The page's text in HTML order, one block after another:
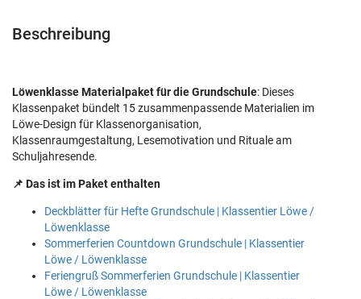
Beschreibung
Löwenklasse Materialpaket für die Grundschule: Dieses
Klassenpaket bündelt 15 zusammenpassende Materialien im
Löwe-Design für Klassenorganisation,
Klassenraumgestaltung, Lesemotivation und Rituale am
Schuljahresende.
📌 Das ist im Paket enthalten
Deckblätter für Hefte Grundschule | Klassentier Löwe /
Löwenklasse
Sommerferien Countdown Grundschule | Klassentier
Löwe / Löwenklasse
Feriengruß Sommerferien Grundschule | Klassentier
Löwe / Löwenklasse